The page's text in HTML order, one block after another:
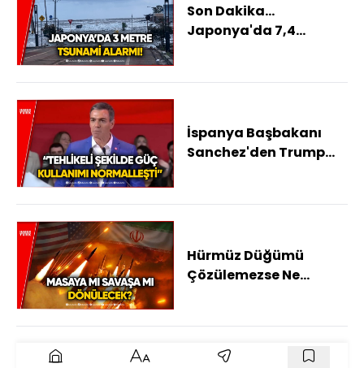
Son Dakika...
Japonya'da 7,4
İspanya Başbakanı
Sanchez'den Trump
Hürmüz Düğümü
Çözülemezse Ne